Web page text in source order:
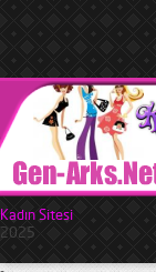
Kadın Sitesi
2025